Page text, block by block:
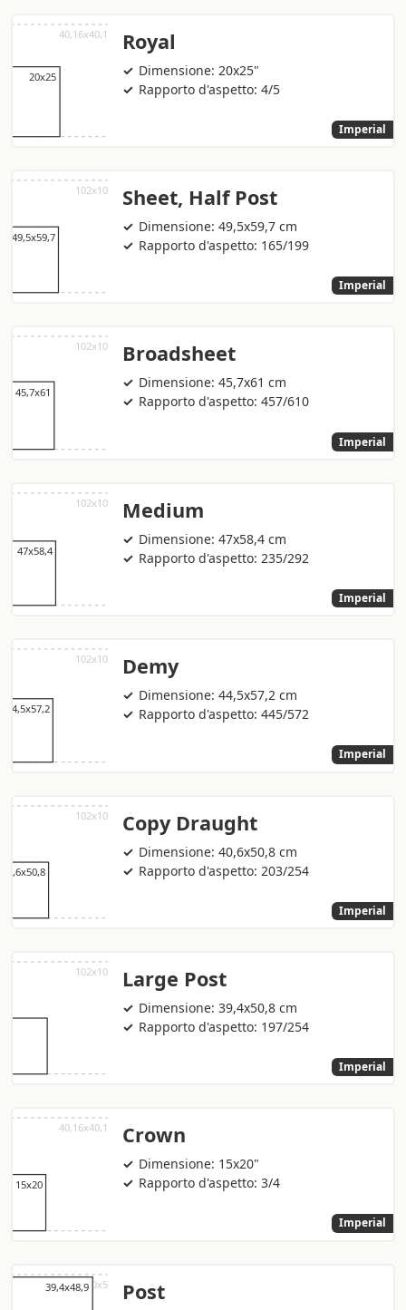
Royal
Dimensione: 20x25"
Rapporto d'aspetto: 4/5
Imperial
Sheet, Half Post
Dimensione: 49,5x59,7 cm
Rapporto d'aspetto: 165/199
Imperial
Broadsheet
Dimensione: 45,7x61 cm
Rapporto d'aspetto: 457/610
Imperial
Medium
Dimensione: 47x58,4 cm
Rapporto d'aspetto: 235/292
Imperial
Demy
Dimensione: 44,5x57,2 cm
Rapporto d'aspetto: 445/572
Imperial
Copy Draught
Dimensione: 40,6x50,8 cm
Rapporto d'aspetto: 203/254
Imperial
Large Post
Dimensione: 39,4x50,8 cm
Rapporto d'aspetto: 197/254
Imperial
Crown
Dimensione: 15x20"
Rapporto d'aspetto: 3/4
Imperial
Post